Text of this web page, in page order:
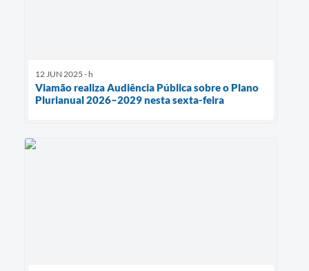
12 JUN 2025 - h
Viamão realiza Audiência Pública sobre o Plano
Plurianual 2026–2029 nesta sexta-feira